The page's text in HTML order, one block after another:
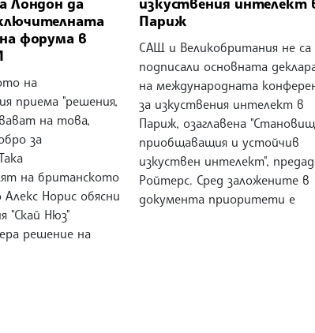
форума в
на
приема "решения,
на това,
за
на британското
Норис обясни
"Скай Нюз"
решение на
Париж
САЩ и Великобритания не са
подписали основната
на международната
за изкуствения интелект в
Париж, озаглавена
приобщаващия и устойчив
изкуствен интелект",
Ройтерс. Сред заложените в
документа приоритети е